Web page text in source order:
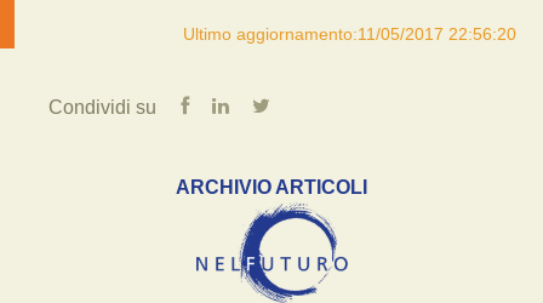
Ultimo aggiornamento:11/05/2017 22:56:20
Condividi su
ARCHIVIO ARTICOLI